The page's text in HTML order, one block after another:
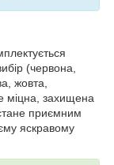
(червона,
жовта,
міцна, захищена
приємним
яскравому